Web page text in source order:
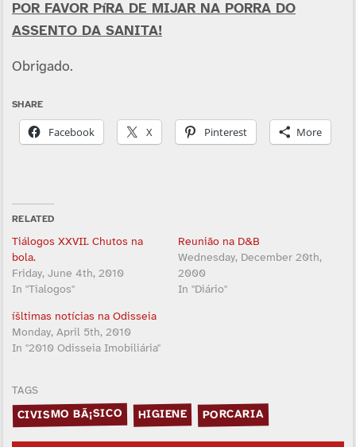
POR FAVOR PíRA DE MIJAR NA PORRA DO
ASSENTO DA SANITA!
Obrigado.
SHARE
Facebook X Pinterest More
RELATED
Tiálogos XXVII. Chutos na
bola.
Friday, June 4th, 2010
In "Tialogos"
Reunião na D&B
Wednesday, December 20th,
2000
In "Diário"
íšltimas notí­cias na Odisseia
Monday, April 5th, 2010
In "2010 Odisseia Imobiliária"
TAGS
CIVISMO BÃ¡SICO HIGIENE PORCARIA